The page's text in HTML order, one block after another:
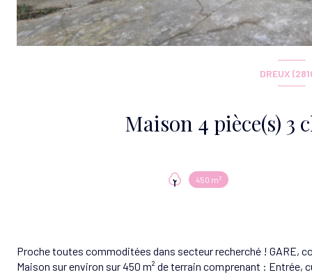
DREUX
450 m²
Proche toutes commoditées dans secteur recherché ! GARE,
Maison sur environ sur 450 m² de terrain comprenant : Entrée,